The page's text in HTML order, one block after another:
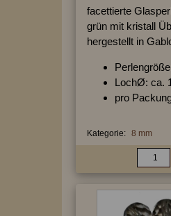
facettierte
grün mit kristall
hergestellt in
LochØ: ca.
pro
Kategorie: 8 mm